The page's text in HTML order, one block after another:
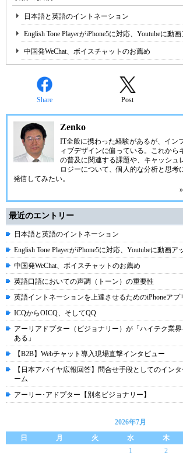
日本語と英語のイントネーション
English Tone PlayerがiPhone5に対応、Youtubeに動
中国発WeChat、ボイスチャットのお薦め
Share Post
Zenko
IT全般に携わった経験があるが、イン
ィブデザインに偏っている。これから
の普及に関連する課題や、キャッシュ
ロジーについて、個人的な分析と思考
発信してみたい。
最近のエントリー
日本語と英語のイントネーション
English Tone PlayerがiPhone5に対応、Youtubeに動画ア
中国発WeChat、ボイスチャットのお薦め
英語口語においての声調（トーン）の重要性
英語イントネーションを上達させるためのiPhoneアプ
ICQからOICQ、そしてQQ
アーリアドプター（ビジョナリー）が「ハイテク業
ある」
【B2B】Webチャット導入現場直撃インタビュー
【日本アバイヤ広報回答】問合せ手段としてのイン
ーム
アーリー･アドプター【別名ビジョナリー】
2026年7月
日
月 火 水 木
1
2